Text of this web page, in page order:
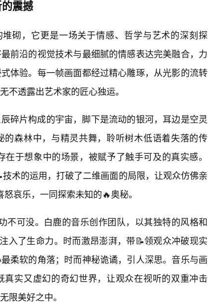
震撼
砌，它更是一场关于情感、哲学与艺术的深刻探
前沿的视觉技术与最细腻的情感表达完美融合，力
体验。每一帧画面都经过精心雕琢，从光影的流转
不透露出艺术家的匠心独运。
碎片构成的宇宙，脚下是流动的银河，耳边是空灵
森林中，与精灵共舞，聆听树木低语着失落的传
在于想象中的场景，被赋予了触手可及的真实感。
术的运用，打破了二维画面的局限，让观众仿佛亲
哀乐，一同探索未知的🔥奥秘。
不可没。白鹿的音乐创作团队，以其独特的风格和
入了生命力。时而激昂澎湃，带📝领观众冲破现实
柔软的角落；时而神秘诡谲，引人深思。音乐与画
实又虚幻的奇幻世界，让观众在视听的双重冲击
限美好之中。